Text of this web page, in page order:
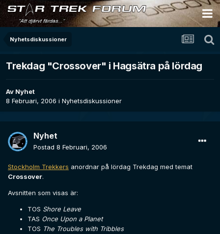
Nyhetsdiskussioner
Trekdag "Crossover" i Hagsätra på lördag
Av Nyhet
8 Februari, 2006 i Nyhetsdiskussioner
Nyhet
Postad 8 Februari, 2006
Stockholm Trekkers anordnar på lördag Trekdag med temat
Crossover.
Avsnitten som visas är:
TOS Shore Leave
TAS Once Upon a Planet
TOS The Troubles with Tribbles